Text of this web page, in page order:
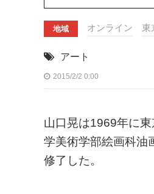
地域 オンライン 東
アート
2015/2/2 0:00
山口晃は1969年に
学美術学部絵画科油
修了した。